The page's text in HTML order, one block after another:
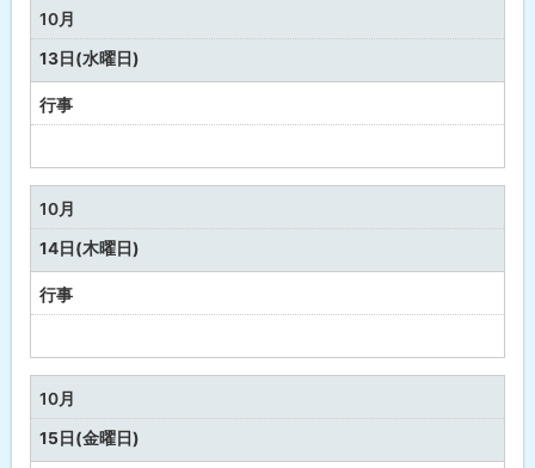
祉
・
健
康
10月
13日(水曜日)
行事
定
な
し
10月
14日(木曜日)
行事
定
な
し
10月
15日(金曜日)